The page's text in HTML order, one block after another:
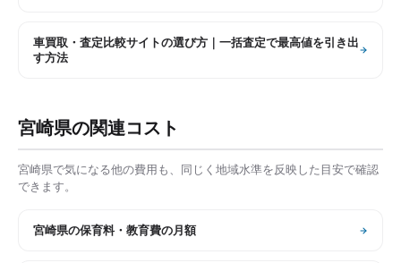
車買取・査定比較サイトの選び方｜一括査定で最高値を引き出
す方法
宮崎県の関連コスト
宮崎県で気になる他の費用も、同じく地域水準を反映した目安で確認
できます。
宮崎県の保育料・教育費の月額